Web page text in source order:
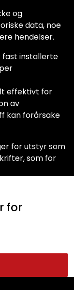
og
data, noe
hendelser.
fast installerte
effektivt for
av
kan forårsake
for utstyr som
som for
for